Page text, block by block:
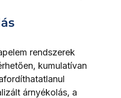
rendszerek
kumulatívan
árnyékolás, a